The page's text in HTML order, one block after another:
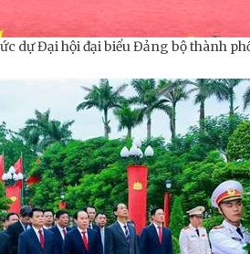
dự Đại hội đại biểu Đảng bộ thành